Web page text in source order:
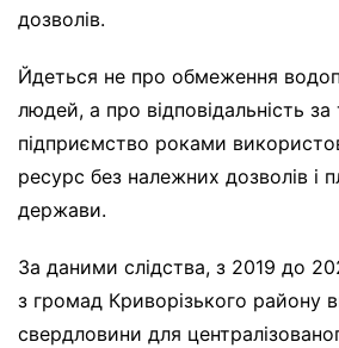
дозволів.
Йдеться не про обмеження
людей, а про відповідальність
підприємство роками
ресурс без належних дозволів і
держави.
За даними слідства, з 2019 до
з громад Криворізького району
свердловини для